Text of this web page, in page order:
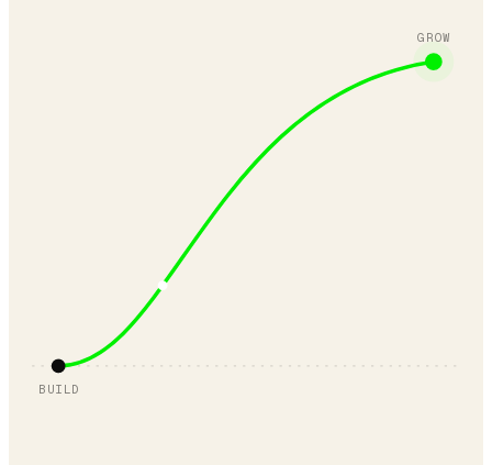
BUILD
GROW